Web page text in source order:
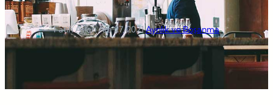
Fatih Aslan·Ara 27, 2021·Ayrılık ve Boşanma